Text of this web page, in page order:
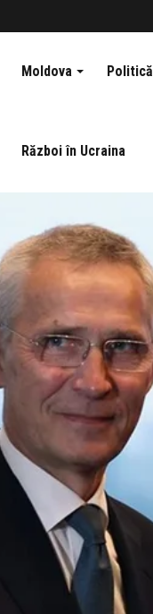
Moldova Politică
Război în Ucraina